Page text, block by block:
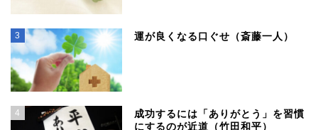
3 運が良くなる口ぐせ（斎藤一人）
4
成功するには「ありがとう」を習慣
にするのが近道（竹田和平）